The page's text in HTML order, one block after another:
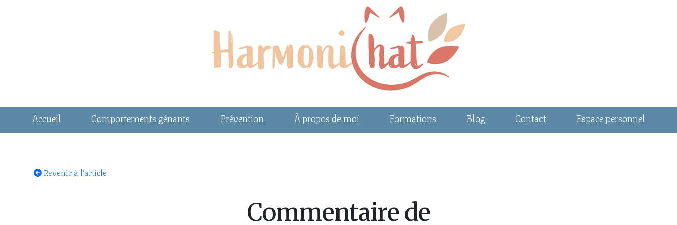
Accueil Comportements génants Prévention À propos de moi Formations Blog Contact Espace personnel
Revenir à l'article
Commentaire de